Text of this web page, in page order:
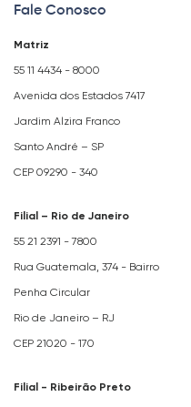
Fale Conosco
Matriz
55 11 4434 - 8000
Avenida dos Estados 7417
Jardim Alzira Franco
Santo André – SP
CEP 09290 - 340
Filial – Rio de Janeiro
55 21 2391 - 7800
Rua Guatemala, 374 - Bairro
Penha Circular
Rio de Janeiro – RJ
CEP 21020 - 170
Filial - Ribeirão Preto